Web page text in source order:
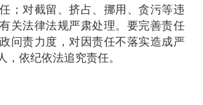
；对截留、挤占、挪用、贪污等违
关法律法规严肃处理。要完善责任
问责力度，对因责任不落实造成严
，依纪依法追究责任。